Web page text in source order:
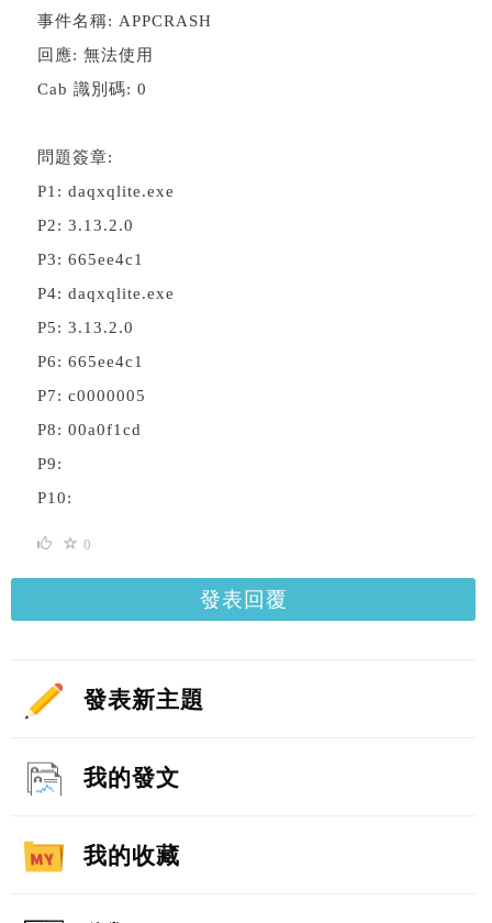
事件名稱: APPCRASH
回應: 無法使用
Cab 識別碼: 0
問題簽章:
P1: daqxqlite.exe
P2: 3.13.2.0
P3: 665ee4c1
P4: daqxqlite.exe
P5: 3.13.2.0
P6: 665ee4c1
P7: c0000005
P8: 00a0f1cd
P9:
P10:
0
發表回覆
發表新主題
我的發文
我的收藏